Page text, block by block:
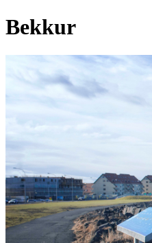
Bekkur